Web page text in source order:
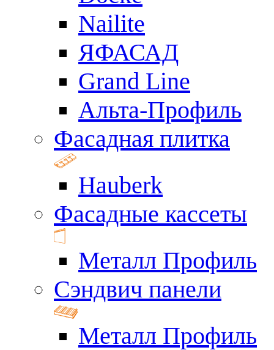
Nailite
ЯФАСАД
Grand Line
Альта-Профиль
Фасадная плитка
Hauberk
Фасадные кассеты
Металл Профиль
Сэндвич панели
Металл Профиль